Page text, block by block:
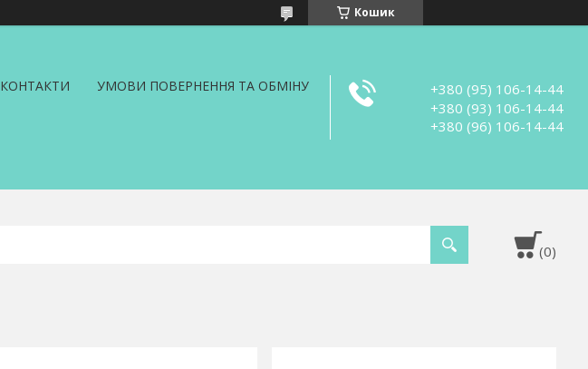
Кошик
КОНТАКТИ УМОВИ ПОВЕРНЕННЯ ТА ОБМІНУ
+380 (95) 106-14-44
+380 (93) 106-14-44
+380 (96) 106-14-44